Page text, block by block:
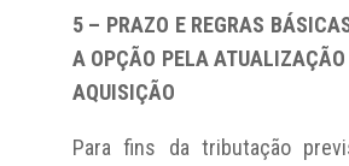
5 – PRAZO E REGRAS
A OPÇÃO PELA ATUALIZAÇÃO
AQUISIÇÃO
Para fins da tributação